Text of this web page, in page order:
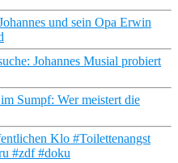
und sein Opa Erwin
Johannes Musial probiert
Sumpf: Wer meistert die
Klo #Toilettenangst
#zdf #doku